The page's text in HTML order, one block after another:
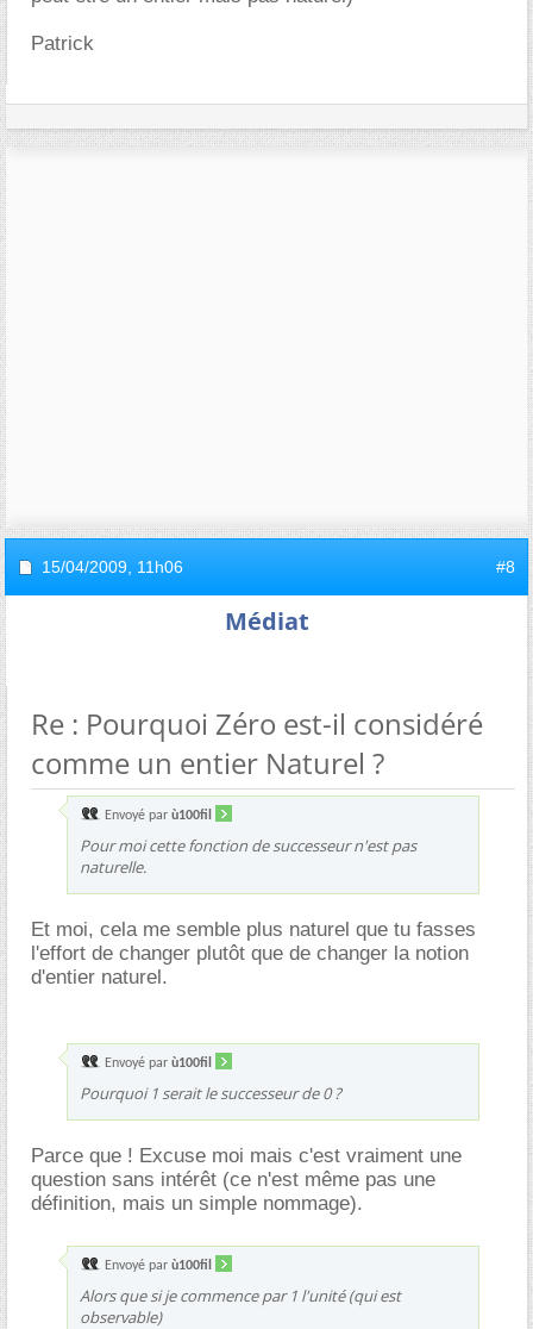
Patrick
15/04/2009, 11h06 #8
Médiat
Re : Pourquoi Zéro est-il considéré
comme un entier Naturel ?
Envoyé par ù100fil
Pour moi cette fonction de successeur n'est pas
naturelle.
Et moi, cela me semble plus naturel que tu fasses
l'effort de changer plutôt que de changer la notion
d'entier naturel.
Envoyé par ù100fil
Pourquoi 1 serait le successeur de 0 ?
Parce que ! Excuse moi mais c'est vraiment une
question sans intérêt (ce n'est même pas une
définition, mais un simple nommage).
Envoyé par ù100fil
Alors que si je commence par 1 l'unité (qui est
observable)